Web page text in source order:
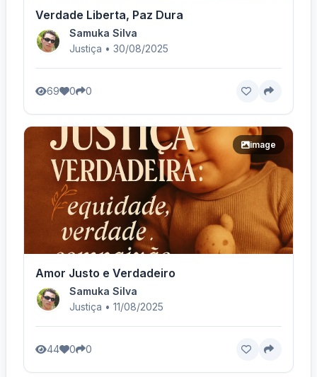
Verdade Liberta, Paz Dura
Samuka Silva
Justiça • 30/08/2025
69 0 0
image
Amor Justo e Verdadeiro
Samuka Silva
Justiça • 11/08/2025
44 0 0